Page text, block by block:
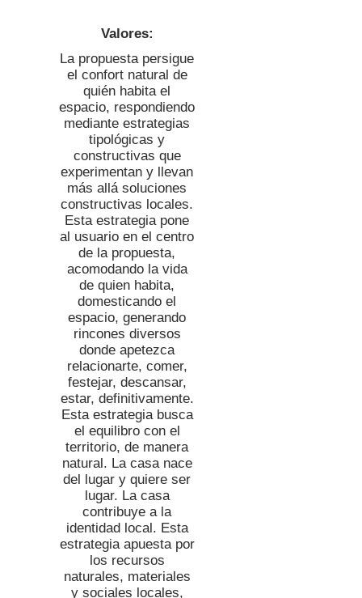
Valores:
La propuesta persigue
el confort natural de
quién habita el
espacio, respondiendo
mediante estrategias
tipológicas y
constructivas que
experimentan y llevan
más allá soluciones
constructivas locales.
Esta estrategia pone
al usuario en el centro
de la propuesta,
acomodando la vida
de quien habita,
domesticando el
espacio, generando
rincones diversos
donde apetezca
relacionarte, comer,
festejar, descansar,
estar, definitivamente.
Esta estrategia busca
el equilibro con el
territorio, de manera
natural. La casa nace
del lugar y quiere ser
lugar. La casa
contribuye a la
identidad local. Esta
estrategia apuesta por
los recursos
naturales, materiales
y sociales locales,